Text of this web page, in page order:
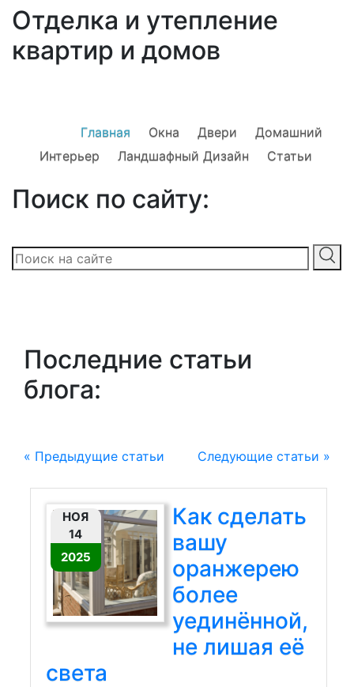
Отделка и утепление
квартир и домов
Главная Окна Двери
Домашний
Интерьер
Ландшафный Дизайн Статьи
Поиск по сайту:
Последние статьи
блога:
« Предыдущие статьи Следующие статьи »
НОЯ
14
2025
Как сделать
вашу
оранжерею
более
уединённой,
не лишая её
света